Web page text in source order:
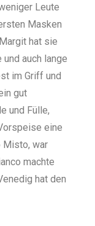
Leute
Masken
hat sie
auch lange
im Griff und
gut
und Fülle,
eine
Misto, war
machte
hat den